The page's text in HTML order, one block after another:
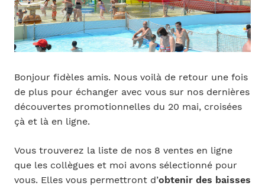
Bonjour fidèles amis. Nous voilà de retour une fois
de plus pour échanger avec vous sur nos dernières
découvertes promotionnelles du 20 mai, croisées
çà et là en ligne.
Vous trouverez la liste de nos 8 ventes en ligne
que les collègues et moi avons sélectionné pour
vous. Elles vous permettront d’obtenir des baisses